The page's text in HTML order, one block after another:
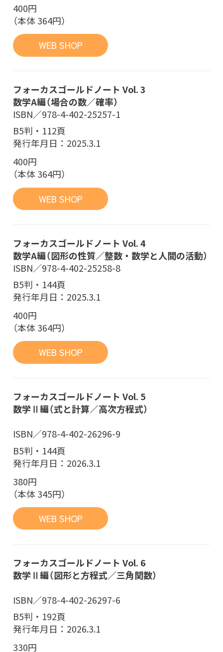
400円
（本体 364円）
WEB SHOP
フォーカスゴールドノート Vol. 3
数学A編（場合の数／確率）
ISBN／978-4-402-25257-1
B5判・112頁
発行年月日：2025.3.1
400円
（本体 364円）
WEB SHOP
フォーカスゴールドノート Vol. 4
数学A編（図形の性質／整数・数学と人間の活動）
ISBN／978-4-402-25258-8
B5判・144頁
発行年月日：2025.3.1
400円
（本体 364円）
WEB SHOP
フォーカスゴールドノート Vol. 5
数学Ⅱ編（式と計算／高次方程式）
ISBN／978-4-402-26296-9
B5判・144頁
発行年月日：2026.3.1
380円
（本体 345円）
WEB SHOP
フォーカスゴールドノート Vol. 6
数学Ⅱ編（図形と方程式／三角関数）
ISBN／978-4-402-26297-6
B5判・192頁
発行年月日：2026.3.1
330円